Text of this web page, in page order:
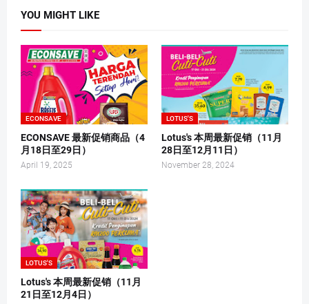
YOU MIGHT LIKE
ECONSAVE
ECONSAVE 最新促销商品（4
月18日至29日）
April 19, 2025
LOTUS'S
Lotus's 本周最新促销（11月
28日至12月11日）
November 28, 2024
LOTUS'S
Lotus's 本周最新促销（11月
21日至12月4日）